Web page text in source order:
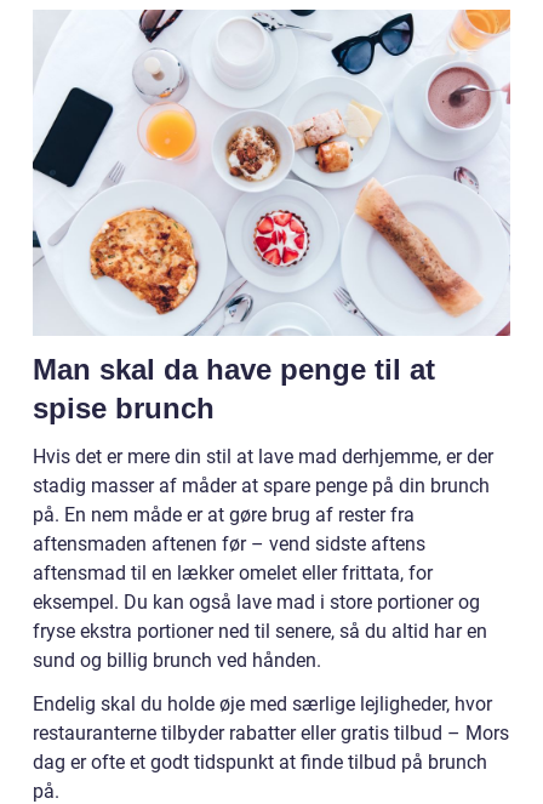
Man skal da have penge til at
spise brunch
Hvis det er mere din stil at lave mad derhjemme, er der
stadig masser af måder at spare penge på din brunch
på. En nem måde er at gøre brug af rester fra
aftensmaden aftenen før – vend sidste aftens
aftensmad til en lækker omelet eller frittata, for
eksempel. Du kan også lave mad i store portioner og
fryse ekstra portioner ned til senere, så du altid har en
sund og billig brunch ved hånden.
Endelig skal du holde øje med særlige lejligheder, hvor
restauranterne tilbyder rabatter eller gratis tilbud – Mors
dag er ofte et godt tidspunkt at finde tilbud på brunch
på.